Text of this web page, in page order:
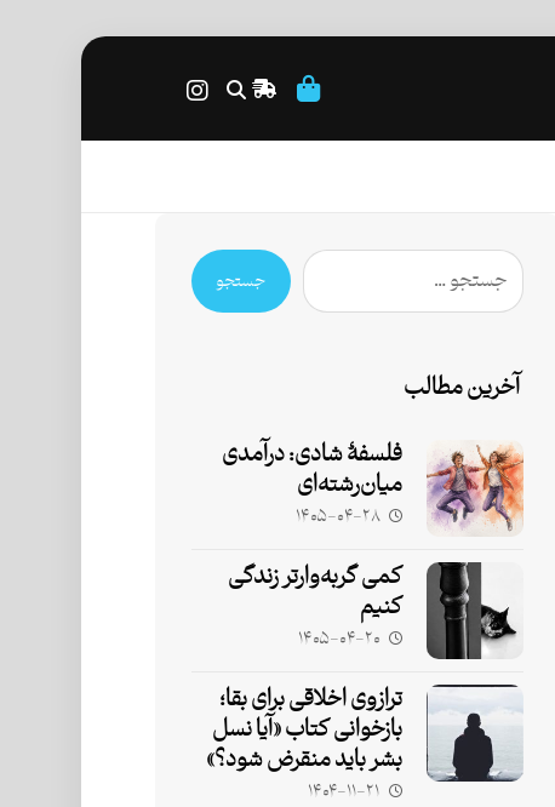
جستجو
آخرین مطالب
فلسفۀ شادی: درآمدی
میان‌رشته‌ای
۱۴۰۵-۰۴-۲۸
کمی گربه‌وارتر زندگی
کنیم
۱۴۰۵-۰۴-۲۰
ترازوی اخلاقی برای بقا؛
بازخوانی کتاب «آیا نسل
بشر باید منقرض شود؟»
۱۴۰۴-۱۱-۲۱